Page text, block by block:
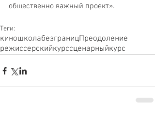
общественно важный проект».
Теги:
киношколабезграницПреодоление
режиссерскийкурссценарныйкурс